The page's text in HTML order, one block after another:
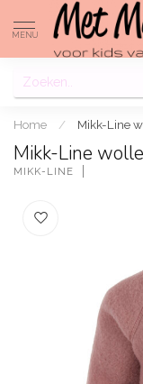
MENU
Home / Mikk-Line
Mikk-Line
MIKK-LINE